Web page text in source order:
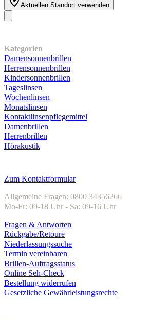
Aktuellen Standort verwenden
Kategorien
Damensonnenbrillen
Herrensonnenbrillen
Kindersonnenbrillen
Tageslinsen
Wochenlinsen
Monatslinsen
Kontaktlinsenpflegemittel
Damenbrillen
Herrenbrillen
Hörakustik
Zum Kontaktformular
Allgemeine Fragen: 0800 34356266
Mo-Fr: 09-18 Uhr - Sa: 09-16 Uhr
Fragen & Antworten
Rückgabe/Retoure
Niederlassungssuche
Termin vereinbaren
Brillen-Auftragsstatus
Online Seh-Check
Bestellung widerrufen
Gesetzliche Gewährleistungsrechte